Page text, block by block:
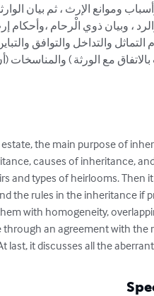
وموانع الإرث ، ثم بيان
، وبيان ذوي الْرحام
التماثل والتداخل والتوافق
بالاتفاق مع الورثة ) والمناسخات
the main purpose of
causes of inheritance,
and types of heirlooms. Then
the rules in the inheritance if
with homogeneity,
an agreement with
it discusses all the